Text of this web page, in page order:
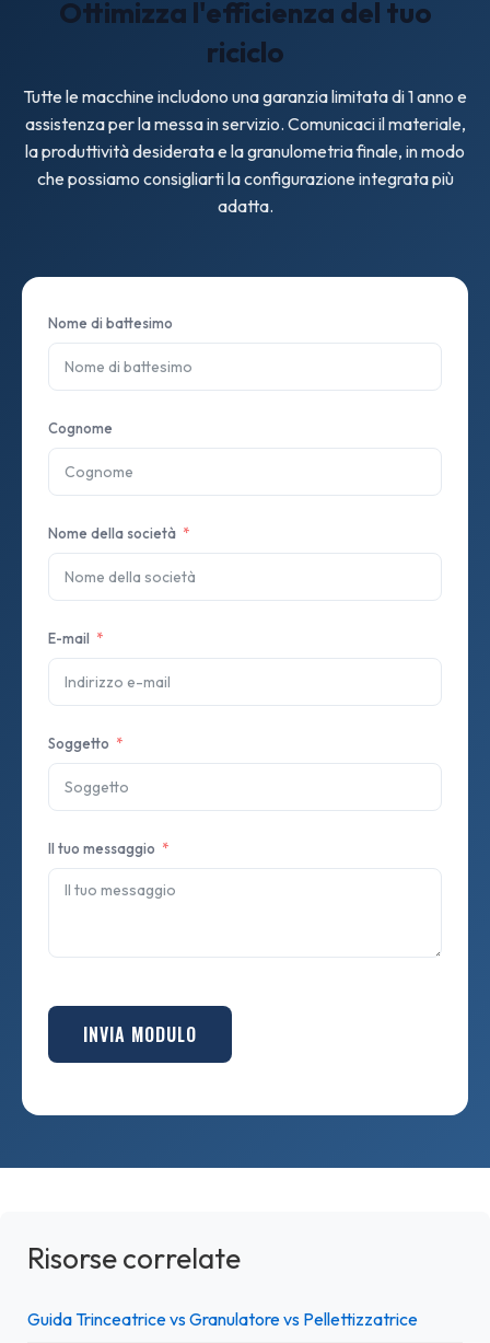
Ottimizza l'efficienza del tuo
riciclo
Tutte le macchine includono una garanzia limitata di 1 anno e
assistenza per la messa in servizio. Comunicaci il materiale,
la produttività desiderata e la granulometria finale, in modo
che possiamo consigliarti la configurazione integrata più
adatta.
Nome di battesimo
Cognome
Nome della società
E-mail
Soggetto
Il tuo messaggio
INVIA MODULO
Risorse correlate
Guida Trinceatrice vs Granulatore vs Pellettizzatrice